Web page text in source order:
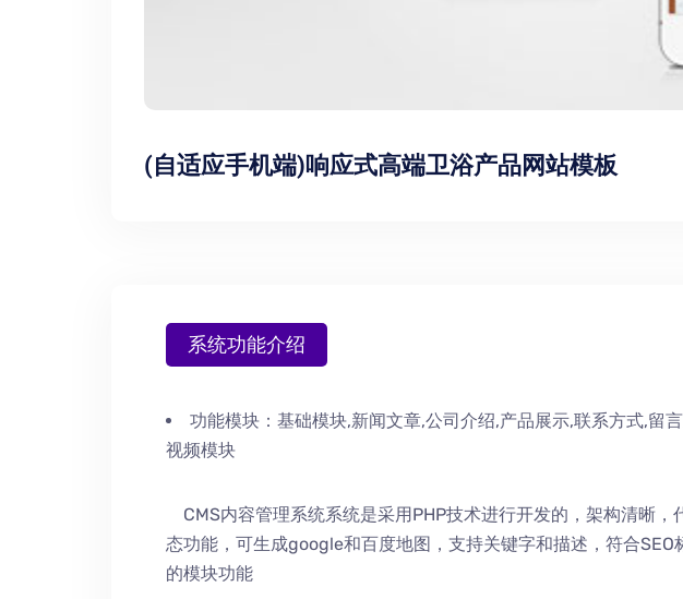
(自适应手机端)响应式高端卫浴产品网站模板
系统功能介绍
功能模块： 基础模块,新闻文章,公司介绍,产品展示,联系方式,留
视频模块
CMS内容管理系统系统是采用PHP技术进行开发的，架构清晰，
态功能，可生成google和百度地图，支持关键字和描述，符合SEO
的模块功能